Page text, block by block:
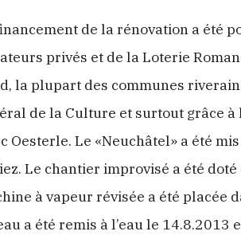
de la rénovation a été
privés et de la Loterie
la plupart des communes
de la Culture et surtout grâce
Oesterle. Le «Neuchâtel» a été
Le chantier improvisé a été
à vapeur révisée a été placée
a été remis à l’eau le 14.8.2013